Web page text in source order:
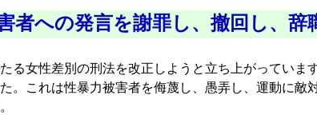
者への発言を謝罪し、撤回し、辞
女性差別の刑法を改正しようと立ち上がっていま
これは性暴力被害者を侮蔑し、愚弄し、運動に敵